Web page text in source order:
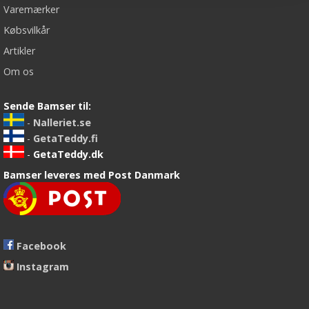
Varemærker
Købsvilkår
Artikler
Om os
Sende Bamser til:
- Nalleriet.se
- GetaTeddy.fi
- GetaTeddy.dk
Bamser leveres med Post Danmark
Facebook
Instagram